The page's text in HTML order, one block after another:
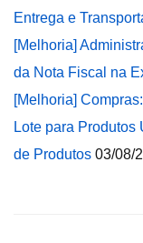
Entrega e
[Melhoria]
da Nota Fiscal na
[Melhoria]
Lote para
de Produtos 03/08/